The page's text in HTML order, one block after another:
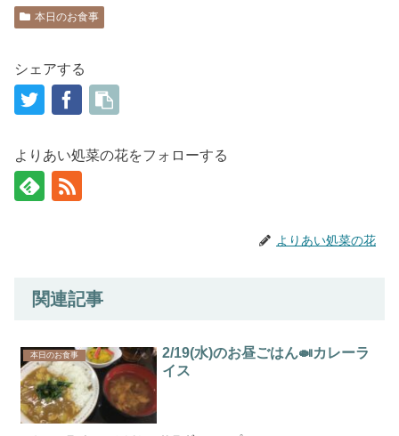
本日のお食事
シェアする
よりあい処菜の花をフォローする
よりあい処菜の花
関連記事
本日のお食事
2/19(水)のお昼ごはん🍛カレーラ
イス